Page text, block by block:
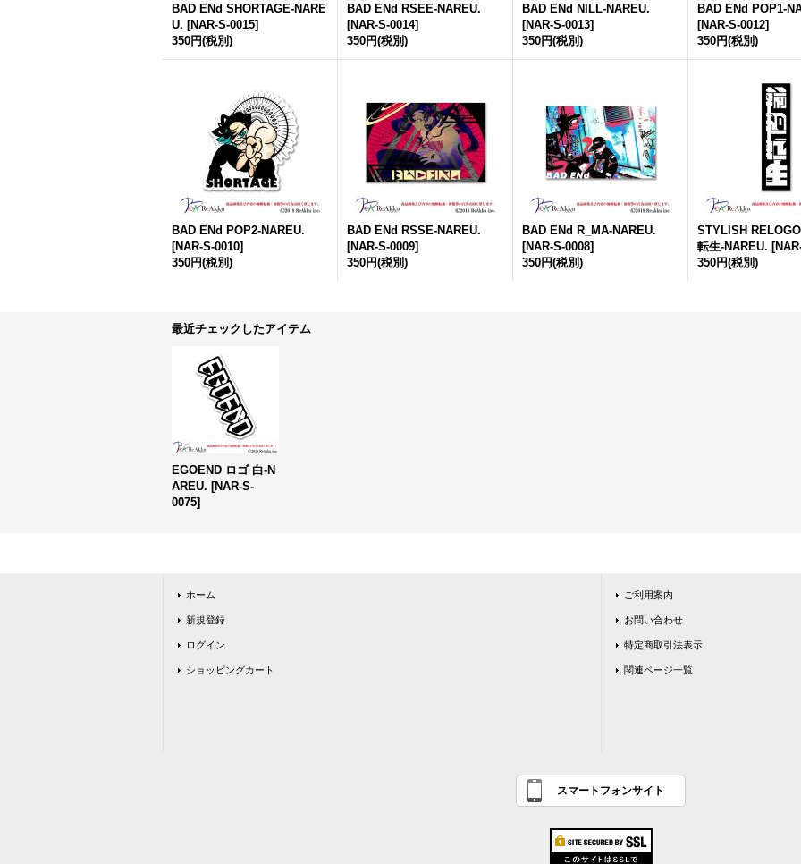
BAD ENd SHORTAGE-NARE
U. [NAR-S-0015]
350円(税別)
BAD ENd RSEE-NAREU.
[NAR-S-0014]
350円(税別)
BAD ENd NILL-NAREU.
[NAR-S-0013]
350円(税別)
BAD ENd POP1-
[NAR-S-0012]
350円(税別)
BAD ENd POP2-NAREU.
[NAR-S-0010]
350円(税別)
BAD ENd RSSE-NAREU.
[NAR-S-0009]
350円(税別)
BAD ENd R_MA-NAREU.
[NAR-S-0008]
350円(税別)
STYLISH
転生-NAREU. [
350円(税別)
最近チェックしたアイテム
EGOEND ロゴ 白-N
AREU. [NAR-S-
0075]
ホーム
新規登録
ログイン
ショッピングカート
ご利用案内
お問い合わせ
特定商取引法表示
関連ページ一覧
スマートフォンサイト